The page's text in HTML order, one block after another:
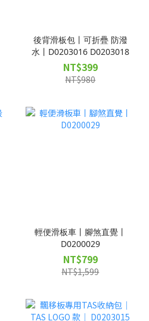
後背滑板包丨可折疊 防潑
水丨D0203016 D0203018
NT$399
NT$980
輕便滑板車丨腳煞直覺丨
D0200029
NT$799
NT$1,599